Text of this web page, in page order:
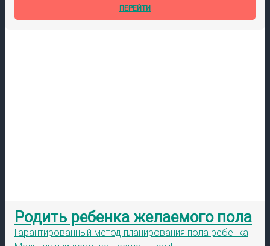
ПЕРЕЙТИ
Родить ребенка желаемого пола
Гарантированный метод планирования пола ребенка